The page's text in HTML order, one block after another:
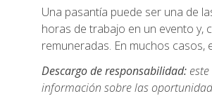
Una pasantía puede ser una de
horas de trabajo en un evento y,
remuneradas. En muchos
Descargo de responsabilidad:este
información sobre las